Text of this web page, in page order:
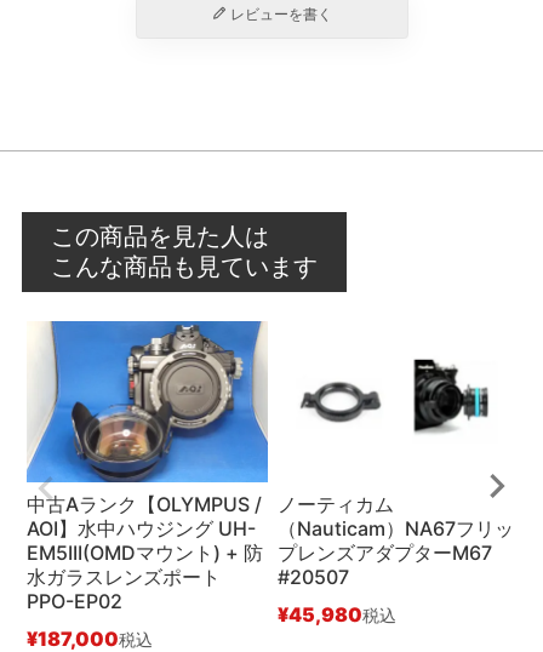
レビューを書く
この商品を見た人は
こんな商品も見ています
中古Aランク【OLYMPUS /
AOI】水中ハウジング UH-
EM5III(OMDマウント) + 防
水ガラスレンズポート
PPO-EP02
¥187,000税込
ノーティカム
（Nauticam）NA67フリッ
プレンズアダプターM67
#20507
¥45,980税込